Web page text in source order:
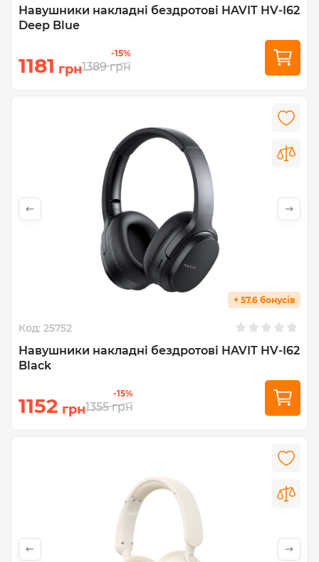
Навушники накладні бездротові HAVIT HV-I62
Deep Blue
1181 грн
-15%
1389 грн
+ 57.6 бонусів
Код: 25752
Навушники накладні бездротові HAVIT HV-I62
Black
1152 грн
-15%
1355 грн